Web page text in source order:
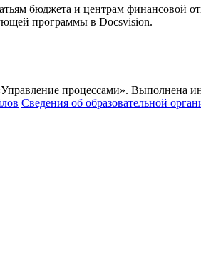
бюджета и центрам финансовой
программы в Docsvision.
процессами». Выполнена
Сведения об образовательной